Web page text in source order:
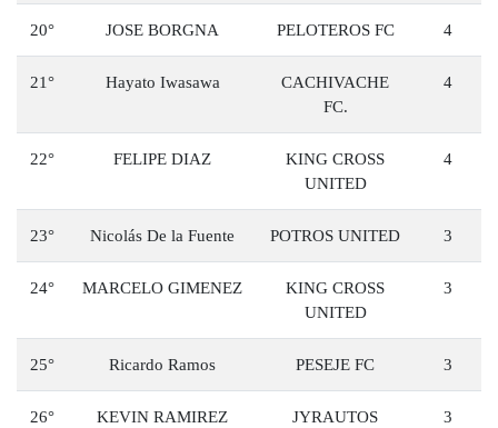
20° JOSE BORGNA PELOTEROS FC 4
21° ⁠Hayato Iwasawa
CACHIVACHE
FC.
4
22° FELIPE DIAZ
KING CROSS
UNITED
4
23° Nicolás De la Fuente POTROS UNITED 3
24° MARCELO GIMENEZ
KING CROSS
UNITED
3
25° Ricardo Ramos PESEJE FC 3
26° KEVIN RAMIREZ JYRAUTOS 3